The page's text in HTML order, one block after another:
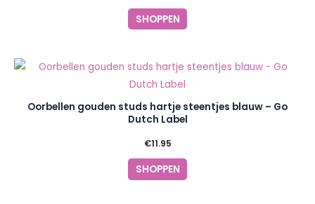
SHOPPEN
Oorbellen gouden studs hartje steentjes blauw – Go
Dutch Label
€11.95
SHOPPEN